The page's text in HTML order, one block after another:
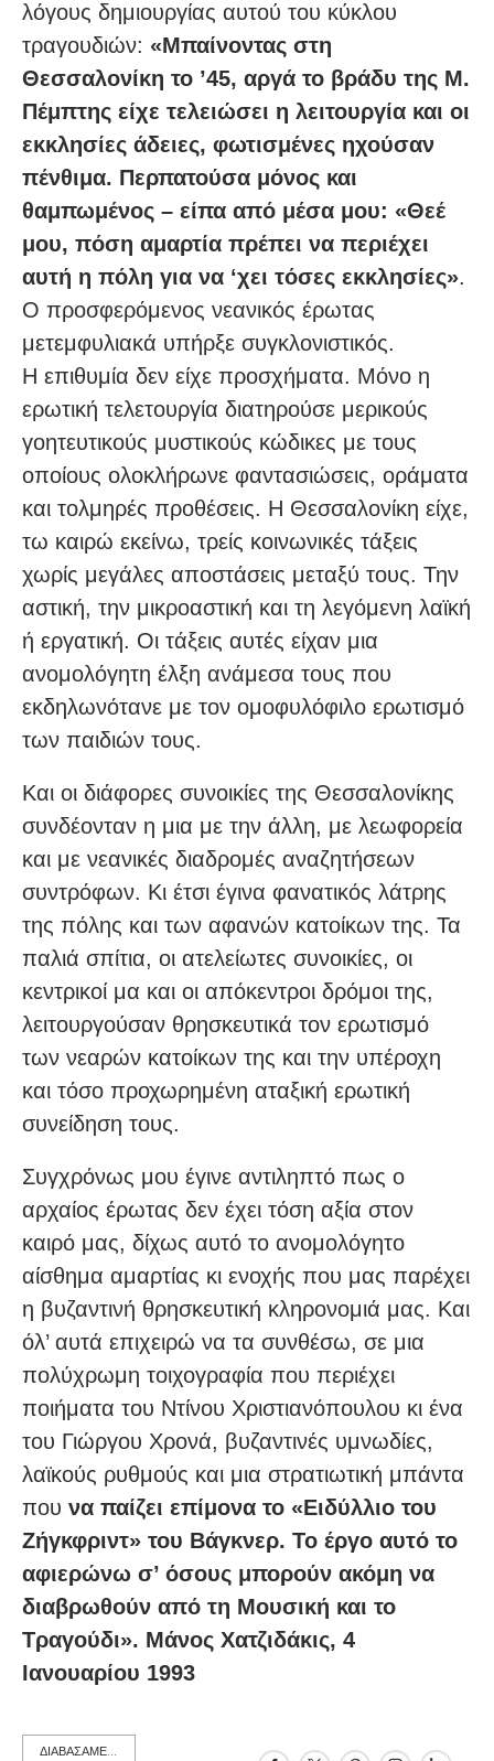
λόγους δημιουργίας αυτού του κύκλου
τραγουδιών: «Μπαίνοντας στη
Θεσσαλονίκη το ’45, αργά το βράδυ της Μ.
Πέμπτης είχε τελειώσει η λειτουργία και οι
εκκλησίες άδειες, φωτισμένες ηχούσαν
πένθιμα. Περπατούσα μόνος και
θαμπωμένος – είπα από μέσα μου: «Θεέ
μου, πόση αμαρτία πρέπει να περιέχει
αυτή η πόλη για να ‘χει τόσες εκκλησίες».
Ο προσφερόμενος νεανικός έρωτας
μετεμφυλιακά υπήρξε συγκλονιστικός.
Η επιθυμία δεν είχε προσχήματα. Μόνο η
ερωτική τελετουργία διατηρούσε μερικούς
γοητευτικούς μυστικούς κώδικες με τους
οποίους ολοκλήρωνε φαντασιώσεις, οράματα
και τολμηρές προθέσεις. Η Θεσσαλονίκη είχε,
τω καιρώ εκείνω, τρείς κοινωνικές τάξεις
χωρίς μεγάλες αποστάσεις μεταξύ τους. Την
αστική, την μικροαστική και τη λεγόμενη λαϊκή
ή εργατική. Οι τάξεις αυτές είχαν μια
ανομολόγητη έλξη ανάμεσα τους που
εκδηλωνότανε με τον ομοφυλόφιλο ερωτισμό
των παιδιών τους.
Και οι διάφορες συνοικίες της Θεσσαλονίκης
συνδέονταν η μια με την άλλη, με λεωφορεία
και με νεανικές διαδρομές αναζητήσεων
συντρόφων. Κι έτσι έγινα φανατικός λάτρης
της πόλης και των αφανών κατοίκων της. Τα
παλιά σπίτια, οι ατελείωτες συνοικίες, οι
κεντρικοί μα και οι απόκεντροι δρόμοι της,
λειτουργούσαν θρησκευτικά τον ερωτισμό
των νεαρών κατοίκων της και την υπέροχη
και τόσο προχωρημένη αταξική ερωτική
συνείδηση τους.
Συγχρόνως μου έγινε αντιληπτό πως ο
αρχαίος έρωτας δεν έχει τόση αξία στον
καιρό μας, δίχως αυτό το ανομολόγητο
αίσθημα αμαρτίας κι ενοχής που μας παρέχει
η βυζαντινή θρησκευτική κληρονομιά μας. Και
όλ’ αυτά επιχειρώ να τα συνθέσω, σε μια
πολύχρωμη τοιχογραφία που περιέχει
ποιήματα του Ντίνου Χριστιανόπουλου κι ένα
του Γιώργου Χρονά, βυζαντινές υμνωδίες,
λαϊκούς ρυθμούς και μια στρατιωτική μπάντα
που να παίζει επίμονα το «Ειδύλλιο του
Ζήγκφριντ» του Βάγκνερ. Το έργο αυτό το
αφιερώνω σ’ όσους μπορούν ακόμη να
διαβρωθούν από τη Μουσική και το
Τραγούδι». Μάνος Χατζιδάκις, 4
Ιανουαρίου 1993
ΔΙΑΒΑΣΑΜΕ...